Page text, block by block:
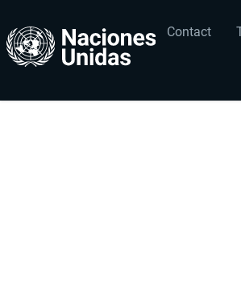
Footer
Contact
User
account
menu